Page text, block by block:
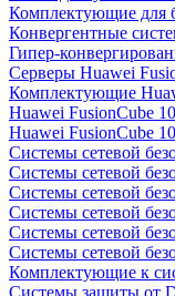
Комплектующие для
Конвергентные
Гипер-
Серверы Huawei
Комплектующие
Huawei FusionCube
Huawei FusionCube
Системы сетевой
Системы сетевой
Системы сетевой
Системы сетевой
Системы сетевой
Системы сетевой
Комплектующие к
Системы защиты от